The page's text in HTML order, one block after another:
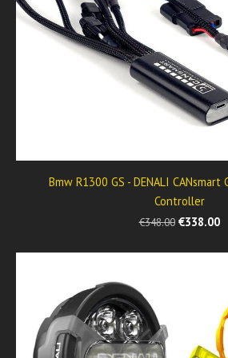
Bmw R1300 GS - DENALI CANsmart
Controller
€348.00 €338.00